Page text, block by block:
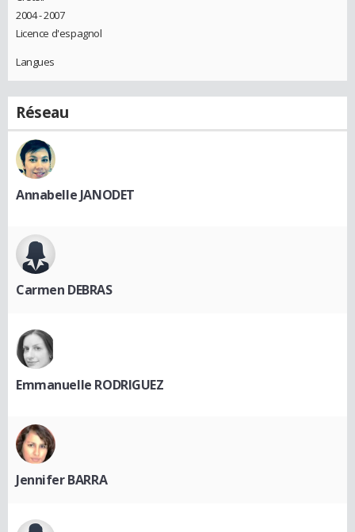
2004 - 2007
Licence d'espagnol
Langues
Réseau
Annabelle JANODET
Carmen DEBRAS
Emmanuelle RODRIGUEZ
Jennifer BARRA